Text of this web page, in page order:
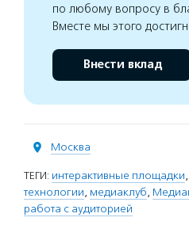
по любому вопросу в
Вместе мы этого
Внести вклад
Москва
ТЕГИ: интерактивные площадки,
технологии, медиаклуб,
работа с аудиторией